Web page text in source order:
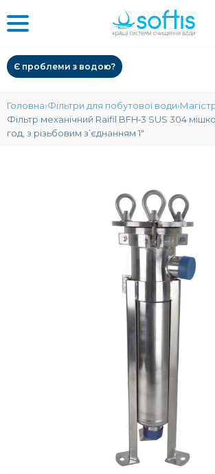
Є проблеми з водою?
Головна Фільтри для побутової води
Фільтр механічний Raifil BFH‑3 SUS 304
год, з різьбовим з’єднанням 1"